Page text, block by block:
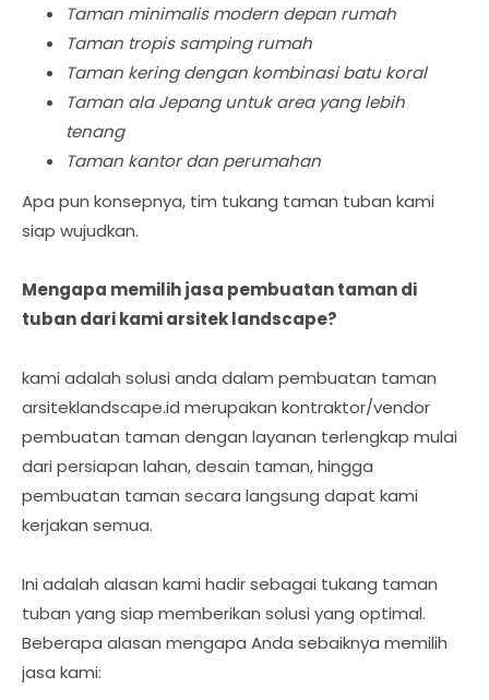
Taman minimalis modern depan rumah
Taman tropis samping rumah
Taman kering dengan kombinasi batu koral
Taman ala Jepang untuk area yang lebih
tenang
Taman kantor dan perumahan
Apa pun konsepnya, tim tukang taman tuban kami
siap wujudkan.
Mengapa memilih jasa pembuatan taman di
tuban dari kami arsitek landscape?
kami adalah solusi anda dalam pembuatan taman
arsiteklandscape.id merupakan kontraktor/vendor
pembuatan taman dengan layanan terlengkap mulai
dari persiapan lahan, desain taman, hingga
pembuatan taman secara langsung dapat kami
kerjakan semua.
Ini adalah alasan kami hadir sebagai tukang taman
tuban yang siap memberikan solusi yang optimal.
Beberapa alasan mengapa Anda sebaiknya memilih
jasa kami: